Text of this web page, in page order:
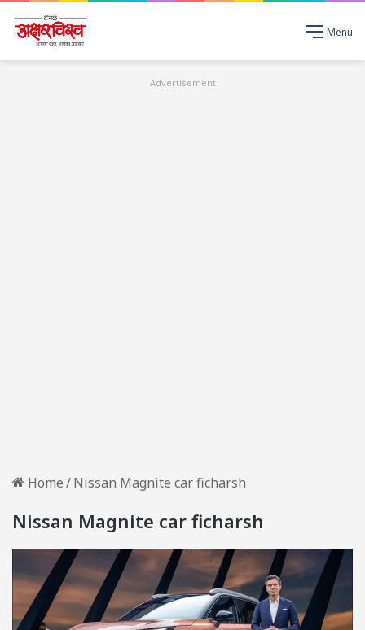
Menu
Advertisement
Home/Nissan Magnite car ficharsh
Nissan Magnite car ficharsh